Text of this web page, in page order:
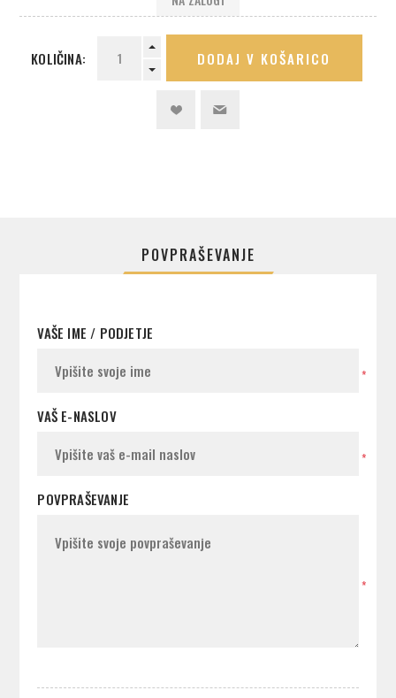
KOLIČINA: DODAJ V KOŠARICO
POVPRAŠEVANJE
VAŠE IME / PODJETJE
*
VAŠ E-NASLOV
*
POVPRAŠEVANJE
*